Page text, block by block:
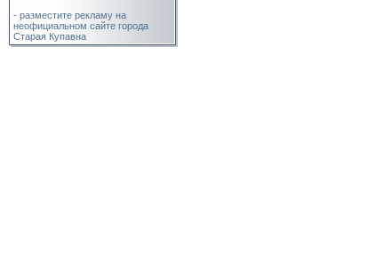
- разместите рекламу на
неофициальном сайте города
Старая Купавна